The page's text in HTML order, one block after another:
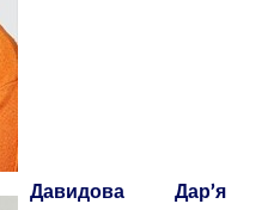
Давидова Дар’я